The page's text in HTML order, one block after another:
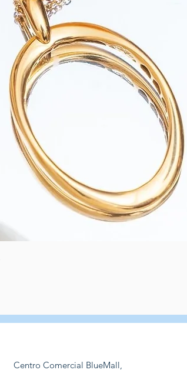
Centro Comercial BlueMall,